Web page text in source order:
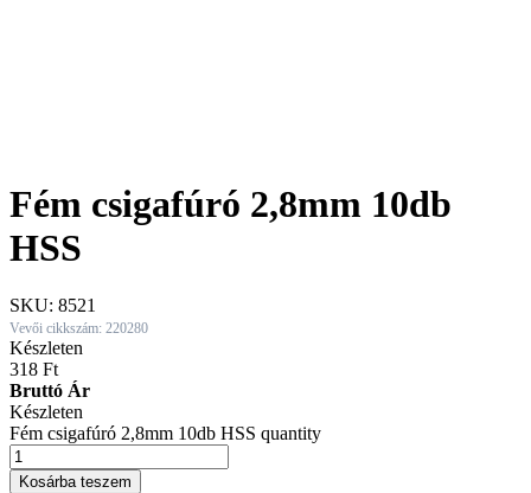
Fém csigafúró 2,8mm 10db
HSS
SKU: 8521
Vevői cikkszám: 220280
Készleten
318 Ft
Bruttó Ár
Készleten
Fém csigafúró 2,8mm 10db HSS quantity
Kosárba teszem